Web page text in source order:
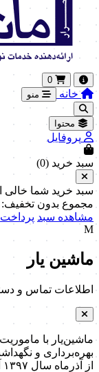
0
خانه منو
محتوا
پروفایل
سبد خرید (0
)
سبد خرید شما
مجموع بدون تخفیف:
مشاهده سبد پرداخت
M
ماشین یار
اطلاعات تماس و
ماشین‌یار با
بهره‌برداری و
از آذرماه سال ۱۳۹۷ آغاز کرد.